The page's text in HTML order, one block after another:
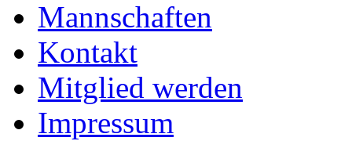
Mannschaften
Kontakt
Mitglied werden
Impressum